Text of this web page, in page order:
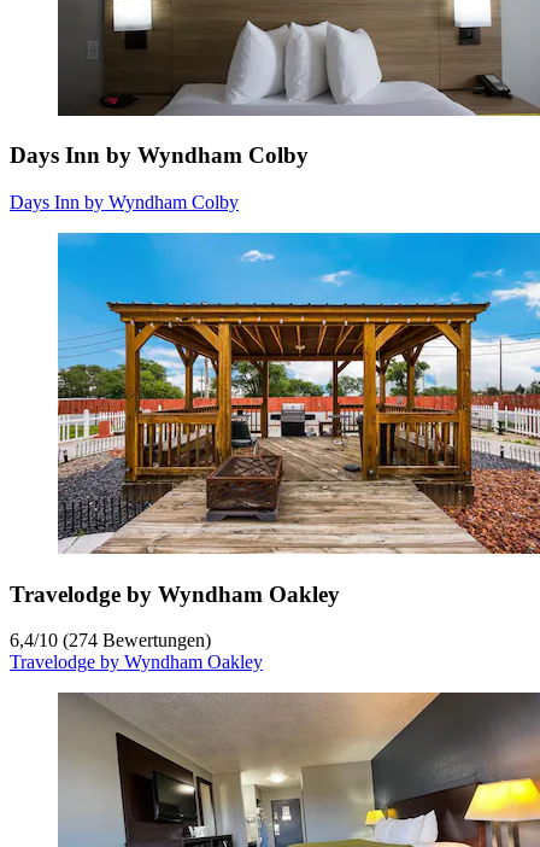
Days Inn by Wyndham Colby
Days Inn by Wyndham Colby
Travelodge by Wyndham Oakley
6,4/10 (274 Bewertungen)
Travelodge by Wyndham Oakley